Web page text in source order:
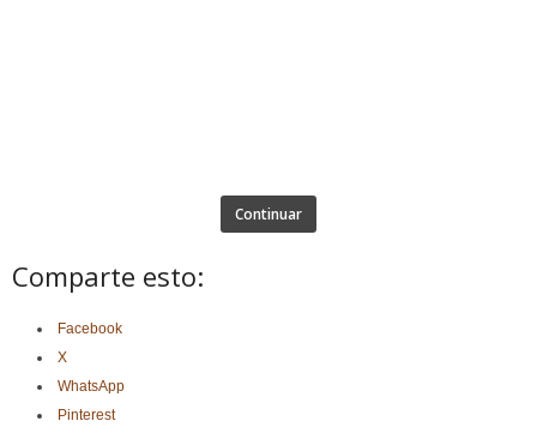
Continuar
Comparte esto:
Facebook
X
WhatsApp
Pinterest